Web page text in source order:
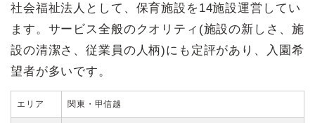
社会福祉法人として、保育施設を14施設運営してい
ます。サービス全般のクオリティ(施設の新しさ、施
設の清潔さ、従業員の人柄)にも定評があり、入園希
望者が多いです。
エリア 関東・甲信越